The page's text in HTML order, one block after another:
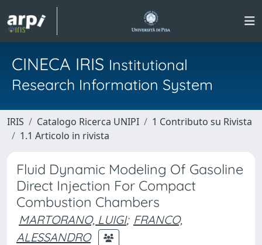
CINECA IRIS Institutional
Research Information System
IRIS Catalogo Ricerca UNIPI
1 Contributo su Rivista
1.1 Articolo in rivista
Fluid Dynamic Modeling Of Gasoline
Direct Injection For Compact
Combustion Chambers
MARTORANO, LUIGI; FRANCO,
ALESSANDRO